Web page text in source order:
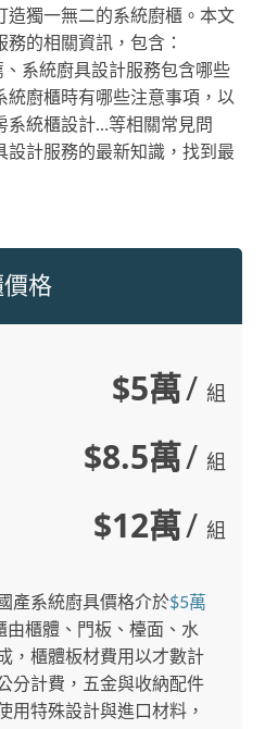
造獨一無二的系統廚櫃。本文
的相關資訊，包含：
系統廚具設計服務包含哪些
統廚櫃時有哪些注意事項，以
系統櫃設計…等相關常見問
設計服務的最新知識，找到最
格
$5萬/ 組
$8.5萬/ 組
$12萬/ 組
產系統廚具價格介於$5萬
由櫃體、門板、檯面、水
，櫃體板材費用以才數計
分計費，五金與收納配件
用特殊設計與進口材料，